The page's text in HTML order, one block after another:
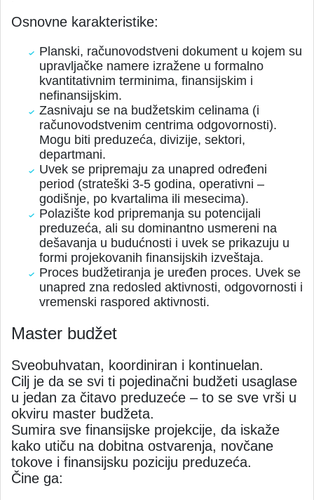
Osnovne karakteristike:
Planski, računovodstveni dokument u kojem su
upravljačke namere izražene u formalno
kvantitativnim terminima, finansijskim i
nefinansijskim.
Zasnivaju se na budžetskim celinama (i
računovodstvenim centrima odgovornosti).
Mogu biti preduzeća, divizije, sektori,
departmani.
Uvek se pripremaju za unapred određeni
period (strateški 3-5 godina, operativni –
godišnje, po kvartalima ili mesecima).
Polazište kod pripremanja su potencijali
preduzeća, ali su dominantno usmereni na
dešavanja u budućnosti i uvek se prikazuju u
formi projekovanih finansijskih izveštaja.
Proces budžetiranja je uređen proces. Uvek se
unapred zna redosled aktivnosti, odgovornosti i
vremenski raspored aktivnosti.
Master budžet
Sveobuhvatan, koordiniran i kontinuelan.
Cilj je da se svi ti pojedinačni budžeti usaglase
u jedan za čitavo preduzeće – to se sve vrši u
okviru master budžeta.
Sumira sve finansijske projekcije, da iskaže
kako utiču na dobitna ostvarenja, novčane
tokove i finansijsku poziciju preduzeća.
Čine ga: